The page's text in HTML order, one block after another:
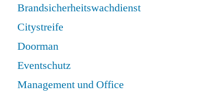
Brandsicherheitswachdienst
Citystreife
Doorman
Eventschutz
Management und Office